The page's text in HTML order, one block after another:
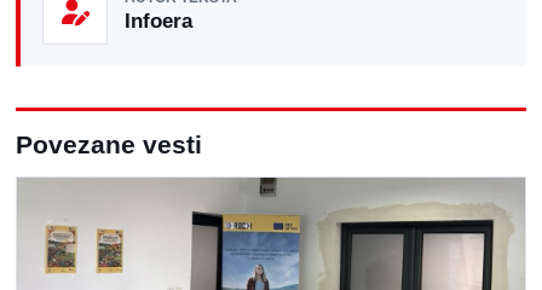
Infoera
Povezane vesti